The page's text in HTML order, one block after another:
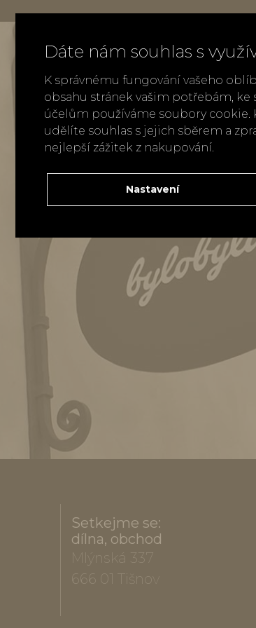
Setkejme se:
dílna, obchod
Mlýnská 337
666 01 Tišnov
Dáte nám souhlas s
K správnému fungování vašeho
obsahu stránek vašim potřebám,
účelům používáme soubory
udělíte souhlas s jejich sběrem a
nejlepší zážitek z nakupování.
Nastavení